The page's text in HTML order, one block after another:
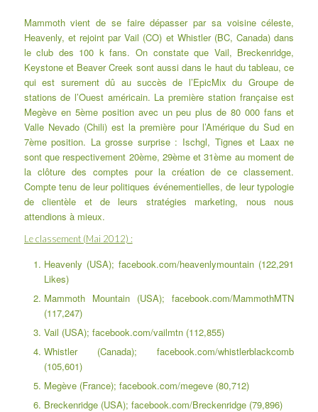
Mammoth vient de se faire dépasser par sa voisine céleste,
Heavenly, et rejoint par Vail (CO) et Whistler (BC, Canada) dans
le club des 100 k fans. On constate que Vail, Breckenridge,
Keystone et Beaver Creek sont aussi dans le haut du tableau, ce
qui est surement dû au succès de l’EpicMix du Groupe de
stations de l’Ouest américain. La première station française est
Megève en 5ème position avec un peu plus de 80 000 fans et
Valle Nevado (Chili) est la première pour l’Amérique du Sud en
7ème position. La grosse surprise : Ischgl, Tignes et Laax ne
sont que respectivement 20ème, 29ème et 31ème au moment de
la clôture des comptes pour la création de ce classement.
Compte tenu de leur politiques événementielles, de leur typologie
de clientèle et de leurs stratégies marketing, nous nous
attendions à mieux.
Le classement (Mai 2012) :
Heavenly (USA); facebook.com/heavenlymountain (122,291
Likes)
Mammoth Mountain (USA); facebook.com/MammothMTN
(117,247)
Vail (USA); facebook.com/vailmtn (112,855)
Whistler (Canada); facebook.com/whistlerblackcomb
(105,601)
Megève (France); facebook.com/megeve (80,712)
Breckenridge (USA); facebook.com/Breckenridge (79,896)